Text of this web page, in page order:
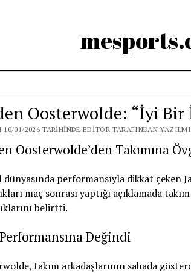
Oosterwolde: “İyi Bir
10/01/2026 TARIHINDE EDITOR TARAFINDAN
Oosterwolde’den Takımına
dünyasında performansıyla dikkat çeken
maç sonrası yaptığı açıklamada
belirtti.
Değindi
takım arkadaşlarının sahada